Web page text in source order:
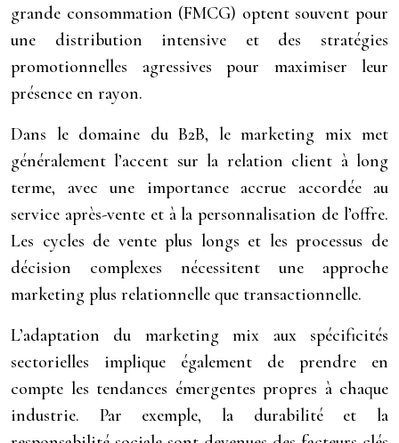
grande consommation (FMCG) optent souvent pour
une distribution intensive et des stratégies
promotionnelles agressives pour maximiser leur
présence en rayon.
Dans le domaine du B2B, le marketing mix met
généralement l’accent sur la relation client à long
terme, avec une importance accrue accordée au
service après-vente et à la personnalisation de l’offre.
Les cycles de vente plus longs et les processus de
décision complexes nécessitent une approche
marketing plus relationnelle que transactionnelle.
L’adaptation du marketing mix aux spécificités
sectorielles implique également de prendre en
compte les tendances émergentes propres à chaque
industrie. Par exemple, la durabilité et la